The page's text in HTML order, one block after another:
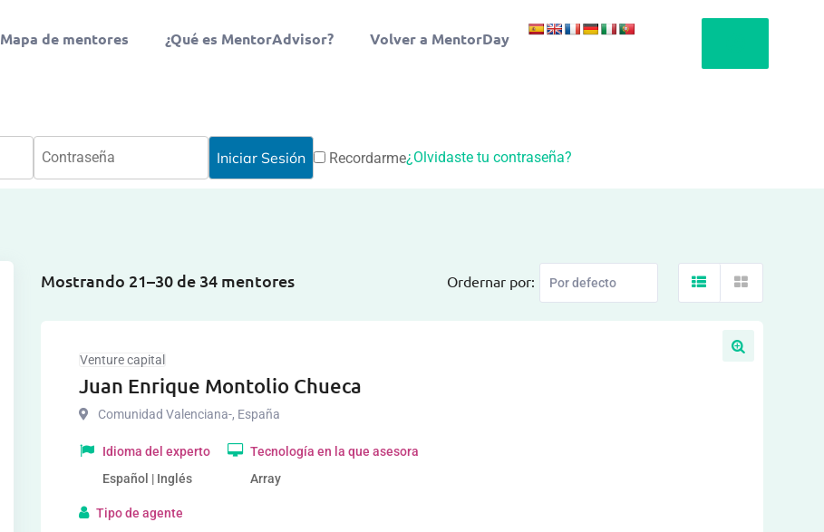
Mapa de mentores ¿Qué es MentorAdvisor? Volver a MentorDay
Recordarme¿Olvidaste tu contraseña?
Mostrando 21–30 de 34 mentores Ordernar por:
Venture capital
Juan Enrique Montolio Chueca
Comunidad Valenciana-, España
Idioma del experto
Español | Inglés
Tecnología en la que asesora
Array
Tipo de agente